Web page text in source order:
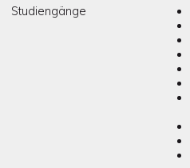
Studiengänge